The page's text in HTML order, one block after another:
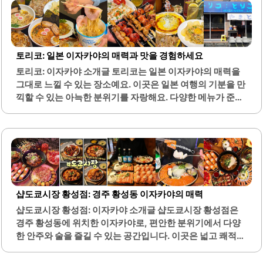
토리코: 일본 이자카야의 매력과 맛을 경험하세요
토리코: 이자카야 소개글 토리코는 일본 이자카야의 매력을
그대로 느낄 수 있는 장소예요. 이곳은 일본 여행의 기분을 만
끽할 수 있는 아늑한 분위기를 자랑해요. 다양한 메뉴가 준비
은 맛이 훌륭하고, 고객의 입맛을 사로잡아요. 또한, 사장님
이 애니메이션을 좋아하셔서 캐릭터 컨셉의 요리도 만나볼
수 있어요.일락 라멘과 미소 버터라멘은 특히 추천할 만한 메
뉴예요. 이곳에서 식사를 하다 보면 마치 만화 속 주인공이 된
듯한 기분을 느낄 수 있어요. 직원분들은 항상 친절하게 응대
해 주셔서 더욱 기분 좋은 경험을 선사해요.토리코는 친구들
과 함께 가기에도 좋고, 연인과의 특별한 저녁에도 잘 어울리
는 장소예요. 일본의 정취를 느끼며 맛있는 음식을 즐길..
샵도쿄시장 황성점: 경주 황성동 이자카야의 매력
샵도쿄시장 황성점: 이자카야 소개글 샵도쿄시장 황성점은
경주 황성동에 위치한 이자카야로, 편안한 분위기에서 다양
한 안주와 술을 즐길 수 있는 공간입니다. 이곳은 넓고 쾌적한